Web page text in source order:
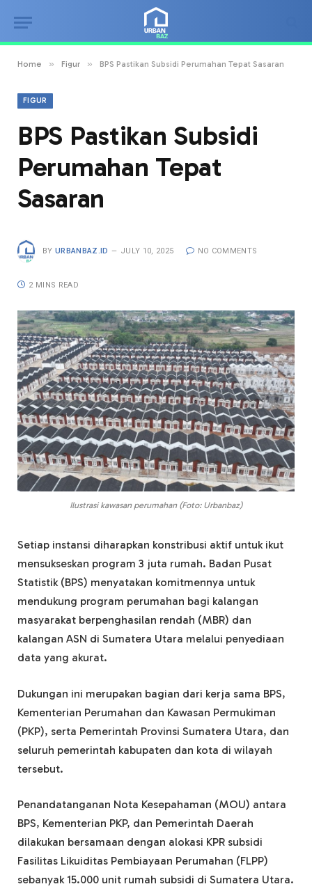
Home » Figur » BPS Pastikan Subsidi Perumahan Tepat Sasaran
FIGUR
BPS Pastikan Subsidi
Perumahan Tepat
Sasaran
BY URBANBAZ.ID JULY 10, 2025 NO COMMENTS
2 MINS READ
Ilustrasi kawasan perumahan (Foto: Urbanbaz)
Setiap instansi diharapkan konstribusi aktif untuk ikut
mensukseskan program 3 juta rumah. Badan Pusat
Statistik (BPS) menyatakan komitmennya untuk
mendukung program perumahan bagi kalangan
masyarakat berpenghasilan rendah (MBR) dan
kalangan ASN di Sumatera Utara melalui penyediaan
data yang akurat.
Dukungan ini merupakan bagian dari kerja sama BPS,
Kementerian Perumahan dan Kawasan Permukiman
(PKP), serta Pemerintah Provinsi Sumatera Utara, dan
seluruh pemerintah kabupaten dan kota di wilayah
tersebut.
Penandatanganan Nota Kesepahaman (MOU) antara
BPS, Kementerian PKP, dan Pemerintah Daerah
dilakukan bersamaan dengan alokasi KPR subsidi
Fasilitas Likuiditas Pembiayaan Perumahan (FLPP)
sebanyak 15.000 unit rumah subsidi di Sumatera Utara.